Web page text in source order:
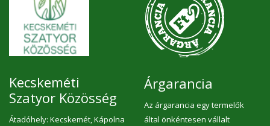
Kecskeméti
Szatyor Közösség
Átadóhely: Kecskemét, Kápolna
Árgarancia
Az árgarancia egy termelők
által önkéntesen vállalt